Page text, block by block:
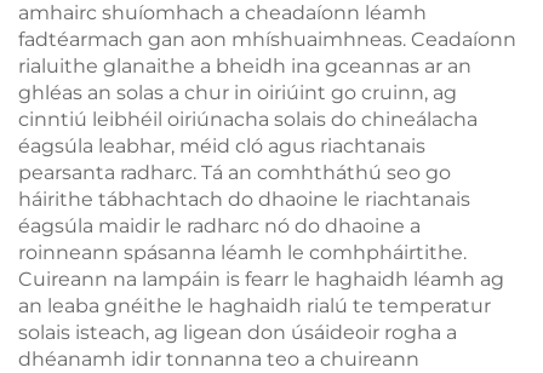
amhairc shuíomhach a cheadaíonn léamh
fadtéarmach gan aon mhíshuaimhneas. Ceadaíonn
rialuithe glanaithe a bheidh ina gceannas ar an
ghléas an solas a chur in oiriúint go cruinn, ag
cinntiú leibhéil oiriúnacha solais do chineálacha
éagsúla leabhar, méid cló agus riachtanais
pearsanta radharc. Tá an comhtháthú seo go
háirithe tábhachtach do dhaoine le riachtanais
éagsúla maidir le radharc nó do dhaoine a
roinneann spásanna léamh le comhpháirtithe.
Cuireann na lampáin is fearr le haghaidh léamh ag
an leaba gnéithe le haghaidh rialú te temperatur
solais isteach, ag ligean don úsáideoir rogha a
dhéanamh idir tonnanna teo a chuireann